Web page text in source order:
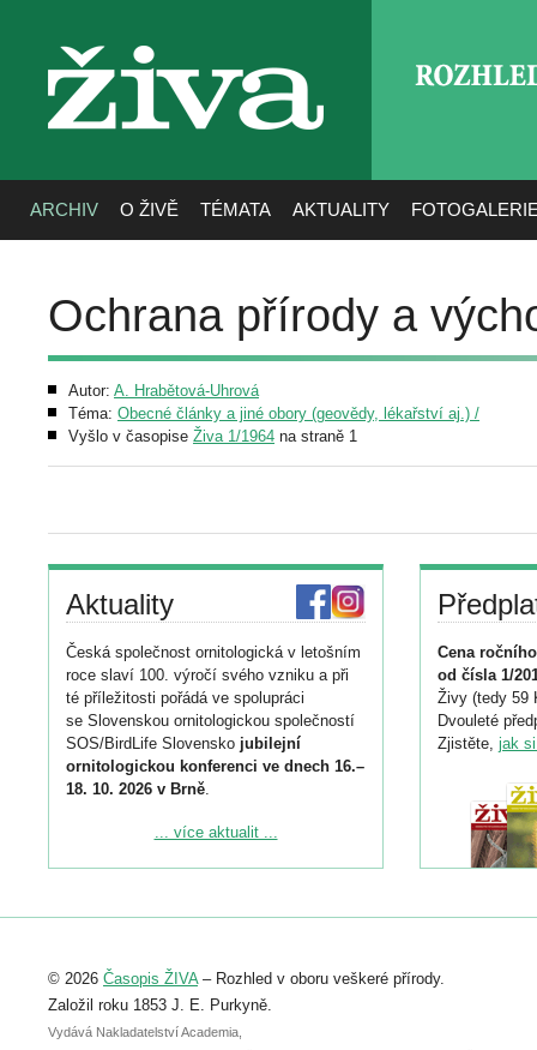
živa
ARCHIV O ŽIVĚ TÉMATA AKTUALITY
Ochrana přírody a
Autor: A. Hrabětová-Uhrová
Téma: Obecné články a jiné obory (geovědy, lékařství aj.) /
Vyšlo v časopise Živa 1/1964 na straně 1
Aktuality
Česká společnost ornitologická v letošním
roce slaví 100. výročí svého vzniku a při
té příležitosti pořádá ve spolupráci
se Slovenskou ornitologickou společností
SOS/BirdLife Slovensko jubilejní
ornitologickou konferenci ve dnech 16.–
18. 10. 2026 v Brně.
Podrobnější informace ke konferenci
Registrovat se můžete do 6. září.
abstraktu přihlášené přednášky nebo
posteru je už 30. června.
... více aktualit ...
Cena
od čísla 1/
Živy (tedy 59
Dvouleté
Zjistěte, jak
© 2026 Časopis ŽIVA– Rozhled v oboru veškeré přírody.
Založil roku 1853 J. E. Purkyně.
Vydává Nakladatelství Academia,